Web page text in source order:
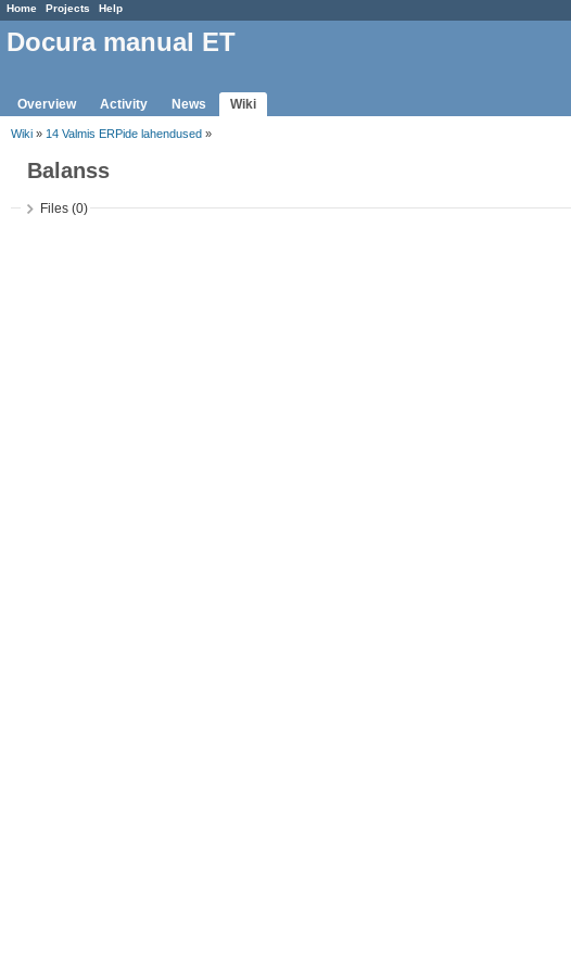
Home Projects Help
Docura manual ET
Overview Activity News Wiki
Wiki » 14 Valmis ERPide lahendused »
Balanss
Files (0)